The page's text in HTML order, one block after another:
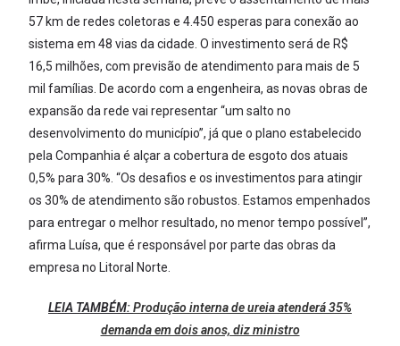
57 km de redes coletoras e 4.450 esperas para conexão ao
sistema em 48 vias da cidade. O investimento será de R$
16,5 milhões, com previsão de atendimento para mais de 5
mil famílias. De acordo com a engenheira, as novas obras de
expansão da rede vai representar “um salto no
desenvolvimento do município”, já que o plano estabelecido
pela Companhia é alçar a cobertura de esgoto dos atuais
0,5% para 30%. “Os desafios e os investimentos para atingir
os 30% de atendimento são robustos. Estamos empenhados
para entregar o melhor resultado, no menor tempo possível”,
afirma Luísa, que é responsável por parte das obras da
empresa no Litoral Norte.
LEIA TAMBÉM:Produção interna de ureia atenderá 35%
demanda em dois anos, diz ministro